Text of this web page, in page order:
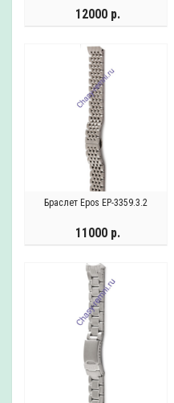
12000 р.
Браслет Epos EP-3359.3.2
11000 р.